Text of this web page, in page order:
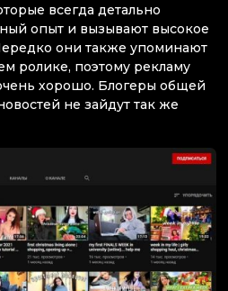
всегда детально
опыт и вызывают высокое
они также упоминают
ролике, поэтому рекламу
хорошо. Блогеры общей
не зайдут так же